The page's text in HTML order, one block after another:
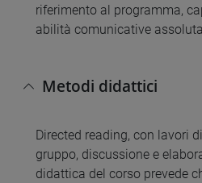
riferimento al programma,
abilità comunicative
Metodi didattici
Directed reading, con lavori
gruppo, discussione e
didattica del corso prevede